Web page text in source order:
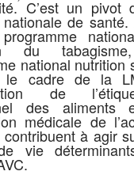
C’est un pivot
de
du
national nutrition
cadre de la
de
des aliments
médicale de
contribuent à agir
vie